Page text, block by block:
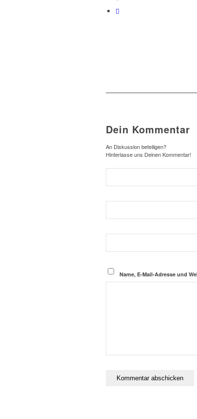
Dein Kommentar
An Diskussion beteiligen?
Hinterlasse uns Deinen Kommentar!
Name, E-Mail-Adresse und